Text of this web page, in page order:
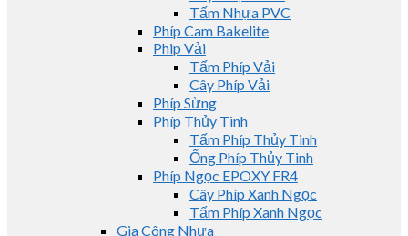
Tấm Nhựa PVC
Phíp Cam Bakelite
Phip Vải
Tấm Phíp Vải
Cây Phíp Vải
Phíp Sừng
Phíp Thủy Tinh
Tấm Phíp Thủy Tinh
Ống Phíp Thủy Tinh
Phíp Ngọc EPOXY FR4
Cây Phíp Xanh Ngọc
Tấm Phíp Xanh Ngọc
Gia Công Nhựa